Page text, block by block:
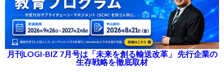
月刊LOGI-BIZ 7月号は「未来を創る輸送改革」 先行企業の
生存戦略を徹底取材